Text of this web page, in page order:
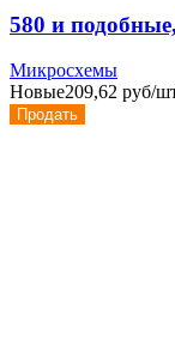
580 и
Микросхемы
Новые209,62 руб/
Продать